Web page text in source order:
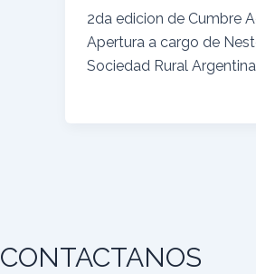
2da edicion de Cumbre
Apertura a cargo de
Sociedad Rural
CONTACTANOS